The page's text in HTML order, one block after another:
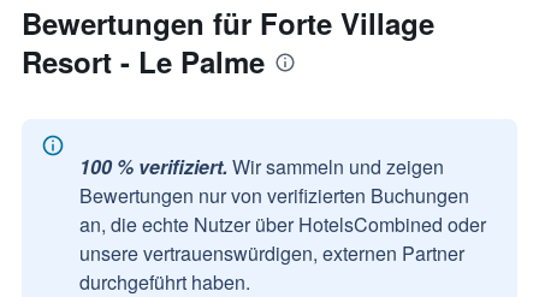
Bewertungen für Forte Village
Resort - Le Palme
100 % verifiziert. Wir sammeln und zeigen
Bewertungen nur von verifizierten Buchungen
an, die echte Nutzer über HotelsCombined oder
unsere vertrauenswürdigen, externen Partner
durchgeführt haben.